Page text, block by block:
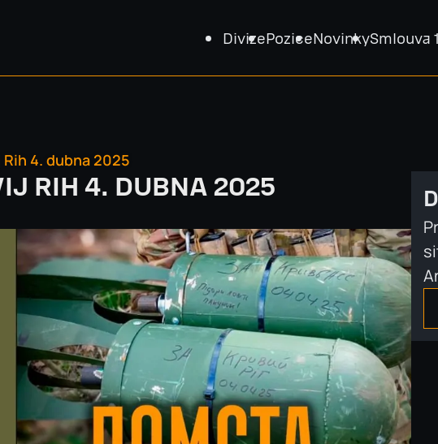
DivizePoziceNovinkySmlouva
4. dubna 2025
RIH 4. DUBNA 2025